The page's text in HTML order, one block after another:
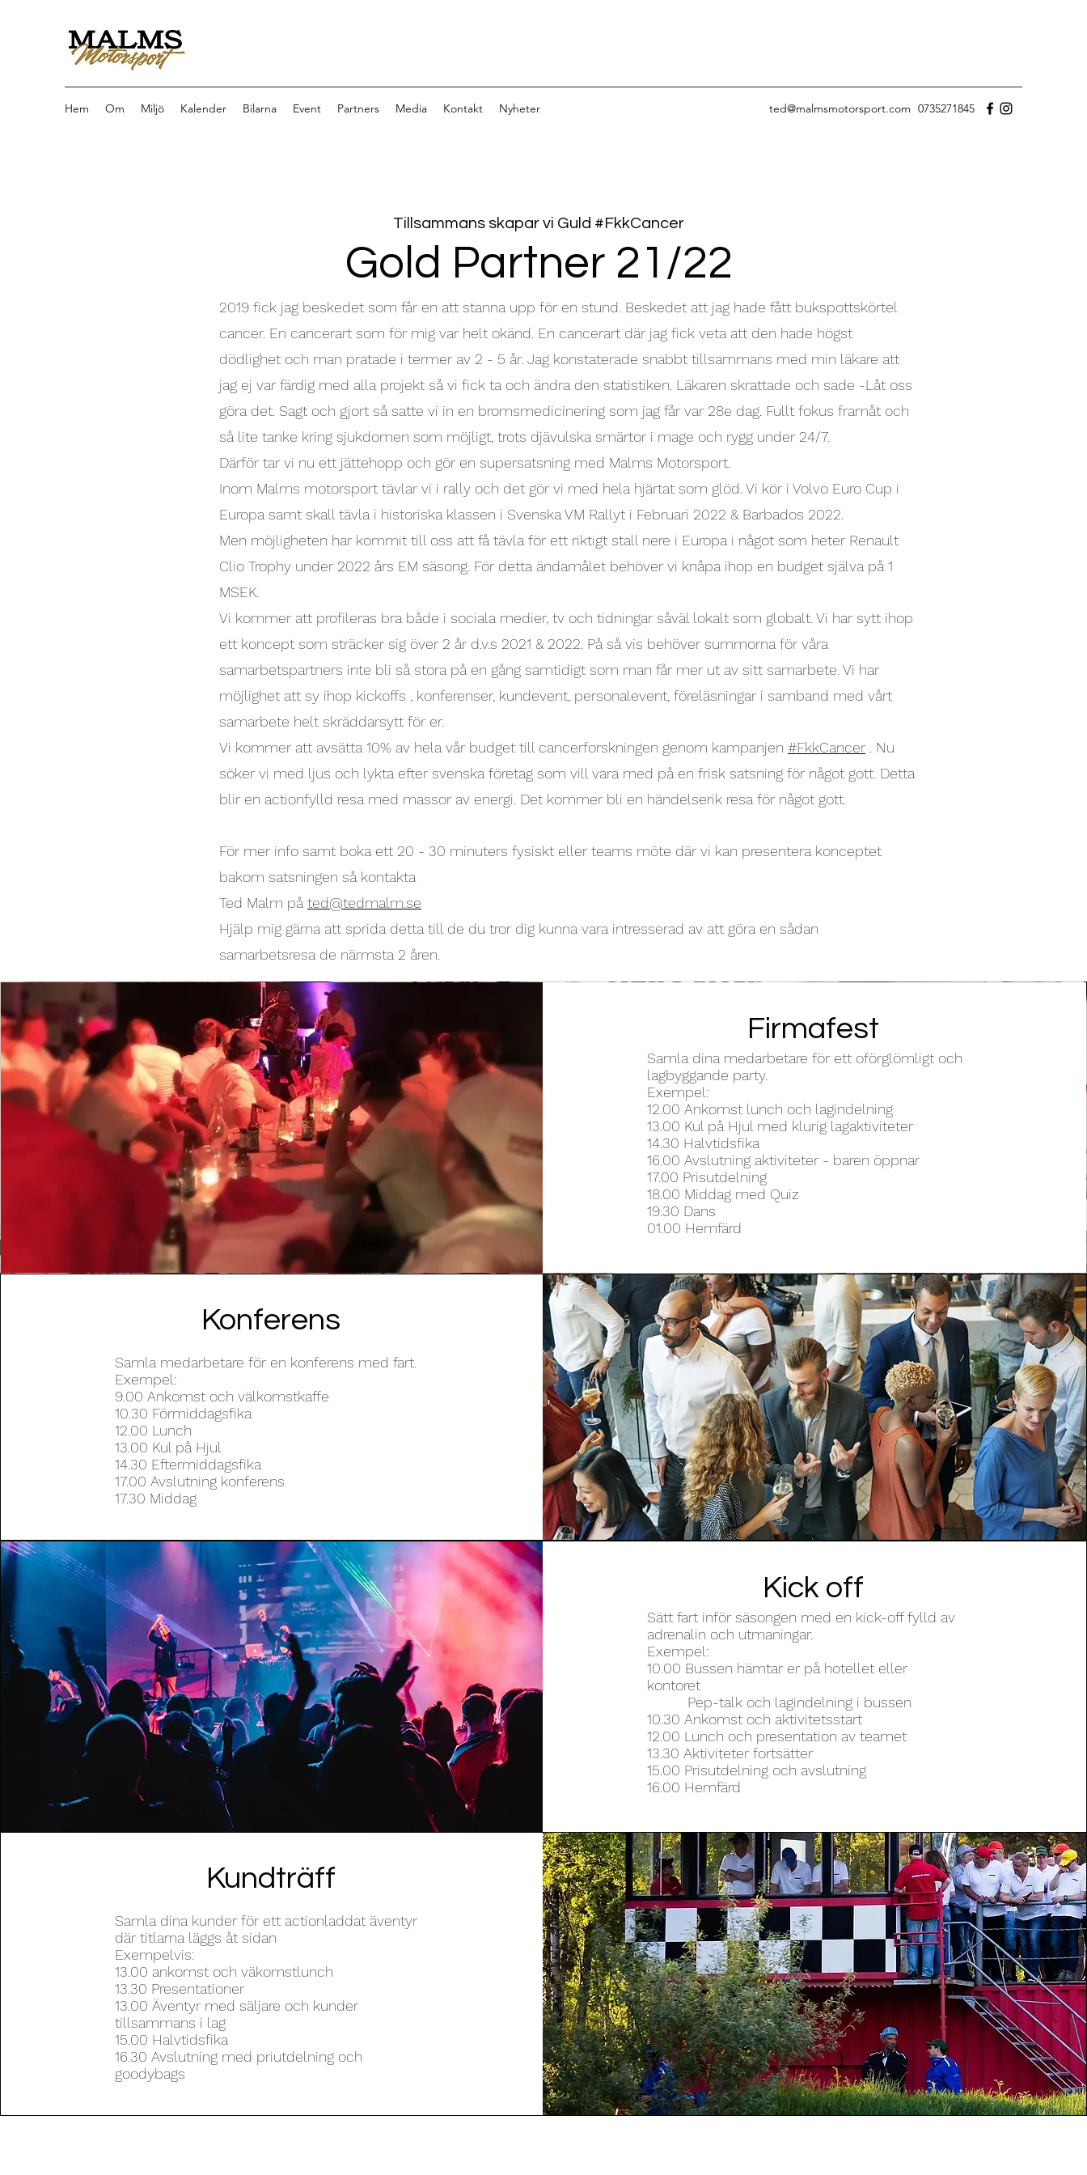
Hem Om Miljö Kalender Bilarna Event Partners Media Kontakt Nyheter ted@malmsmotorsport.com 0735271845
Tillsammans skapar vi Guld #FkkCancer
Gold Partner 21/22
2019 fick jag beskedet som får en att stanna upp för en stund. Beskedet att jag hade fått bukspottskörtel
cancer. En cancerart som för mig var helt okänd. En cancerart där jag fick veta att den hade högst
dödlighet och man pratade i termer av 2 - 5 år. Jag konstaterade snabbt tillsammans med min läkare att
jag ej var färdig med alla projekt så vi fick ta och ändra den statistiken. Läkaren skrattade och sade -Låt oss
göra det. Sagt och gjort så satte vi in en bromsmedicinering som jag får var 28e dag. Fullt fokus framåt och
så lite tanke kring sjukdomen som möjligt, trots djävulska smärtor i mage och rygg under 24/7.
Därför tar vi nu ett jättehopp och gör en supersatsning med Malms Motorsport.
Inom Malms motorsport tävlar vi i rally och det gör vi med hela hjärtat som glöd. Vi kör i Volvo Euro Cup i
Europa samt skall tävla i historiska klassen i Svenska VM Rallyt i Februari 2022 & Barbados 2022.
Men möjligheten har kommit till oss att få tävla för ett riktigt stall nere i Europa i något som heter Renault
Clio Trophy under 2022 års EM säsong. För detta ändamålet behöver vi knåpa ihop en budget själva på 1
MSEK.
Vi kommer att profileras bra både i sociala medier, tv och tidningar såväl lokalt som globalt. Vi har sytt ihop
ett koncept som sträcker sig över 2 år d.v.s 2021 & 2022. På så vis behöver summorna för våra
samarbetspartners inte bli så stora på en gång samtidigt som man får mer ut av sitt samarbete. Vi har
möjlighet att sy ihop kickoffs , konferenser, kundevent, personalevent, föreläsningar i samband med vårt
samarbete helt skräddarsytt för er.
Vi kommer att avsätta 10% av hela vår budget till cancerforskningen genom kampanjen #FkkCancer . Nu
söker vi med ljus och lykta efter svenska företag som vill vara med på en frisk satsning för något gott. Detta
blir en actionfylld resa med massor av energi. Det kommer bli en händelserik resa för något gott.
För mer info samt boka ett 20 - 30 minuters fysiskt eller teams möte där vi kan presentera konceptet
bakom satsningen så kontakta
Ted Malm på ted@tedmalm.se
Hjälp mig gärna att sprida detta till de du tror dig kunna vara intresserad av att göra en sådan
samarbetsresa de närmsta 2 åren.
Firmafest
Samla dina medarbetare för ett oförglömligt och
lagbyggande party.
Exempel:
12.00 Ankomst lunch och lagindelning
13.00 Kul på Hjul med klurig lagaktiviteter
14.30 Halvtidsfika
16.00 Avslutning aktiviteter - baren öppnar
17.00 Prisutdelning
18.00 Middag med Quiz
19.30 Dans
01.00 Hemfärd
Konferens
Samla medarbetare för en konferens med fart.
Exempel:
9.00 Ankomst och välkomstkaffe
10.30 Förmiddagsfika
12.00 Lunch
13.00 Kul på Hjul
14.30 Eftermiddagsfika
17.00 Avslutning konferens
17.30 Middag
Kick off
Sätt fart inför säsongen med en kick-off fylld av
adrenalin och utmaningar.
Exempel:
10.00 Bussen hämtar er på hotellet eller
kontoret
Pep-talk och lagindelning i bussen
10.30 Ankomst och aktivitetsstart
12.00 Lunch och presentation av teamet
13.30 Aktiviteter fortsätter
15.00 Prisutdelning och avslutning
16.00 Hemfärd
Kundträff
Samla dina kunder för ett actionladdat äventyr
där titlarna läggs åt sidan
Exempelvis:
13.00 ankomst och väkomstlunch
13.30 Presentationer
13.00 Äventyr med säljare och kunder
tillsammans i lag
15.00 Halvtidsfika
16.30 Avslutning med priutdelning och
goodybags